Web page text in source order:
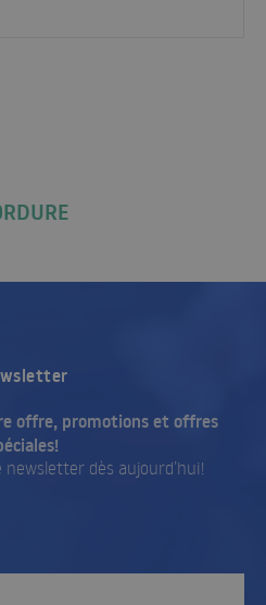
offre, promotions et offres
dès aujourd’hui!